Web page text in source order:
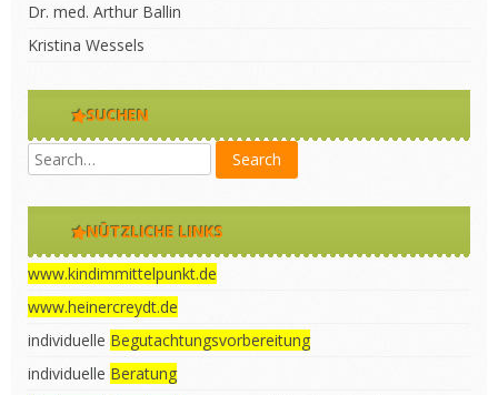
Dr. med. Arthur Ballin
Kristina Wessels
SUCHEN
NÜTZLICHE LINKS
www.kindimmittelpunkt.de
www.heinercreydt.de
individuelle Begutachtungsvorbereitung
individuelle Beratung